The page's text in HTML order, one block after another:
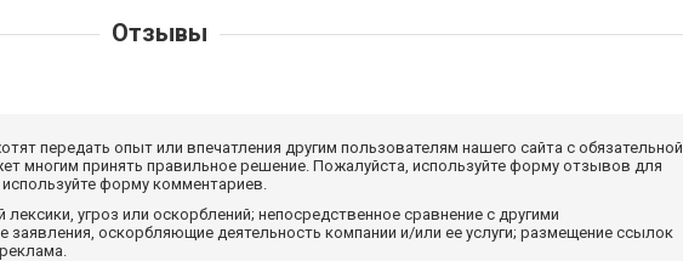
Отзывы
передать опыт или впечатления другим пользователям нашего сайта с обязательной
многим принять правильное решение. Пожалуйста, используйте форму отзывов для
форму комментариев.
угроз или оскорблений; непосредственное сравнение с другими
оскорбляющие деятельность компании и/или ее услуги; размещение ссылок